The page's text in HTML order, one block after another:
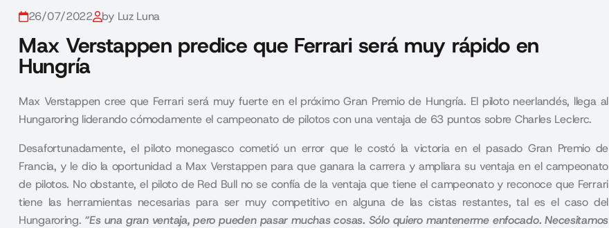
26/07/2022 by Luz Luna
Max Verstappen predice que Ferrari será muy rápido en
Hungría
Max Verstappen cree que Ferrari será muy fuerte en el próximo Gran Premio de Hungría. El piloto neerlandés, llega al
Hungaroring liderando cómodamente el campeonato de pilotos con una ventaja de 63 puntos sobre Charles Leclerc.
Desafortunadamente, el piloto monegasco cometió un error que le costó la victoria en el pasado Gran Premio de
Francia, y le dio la oportunidad a Max Verstappen para que ganara la carrera y ampliara su ventaja en el campeonato
de pilotos. No obstante, el piloto de Red Bull no se confía de la ventaja que tiene el campeonato y reconoce que Ferrari
tiene las herramientas necesarias para ser muy competitivo en alguna de las cistas restantes, tal es el caso del
Hungaroring. “Es una gran ventaja, pero pueden pasar muchas cosas. Sólo quiero mantenerme enfocado. Necesitamos